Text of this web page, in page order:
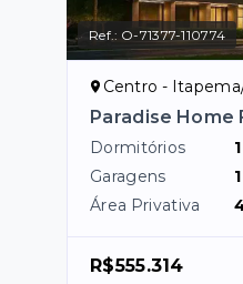
Ref.: O-71377-110774
Centro -
Paradise Home
Dormitórios
1
Garagens
1
Área Privativa
R$555.314